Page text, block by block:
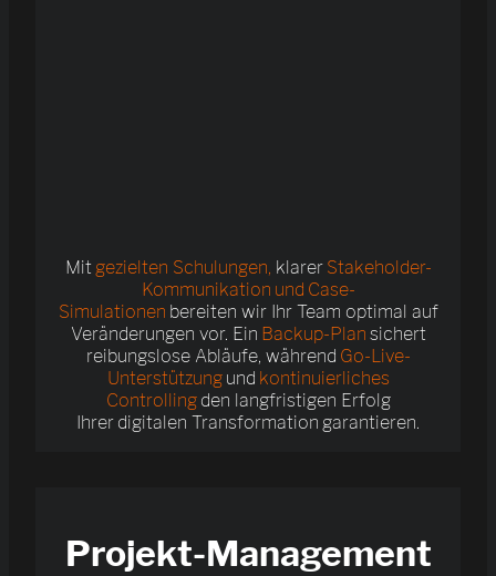
Mit gezielten Schulungen, klarerStakeholder-
Kommunikation und Case-
Simulationen bereiten wir Ihr Team optimal auf
Veränderungen vor. Ein Backup-Plan sichert
reibungslose Abläufe, während Go-Live-
Unterstützungund kontinuierliches
Controllingden langfristigen Erfolg
Ihrer digitalen Transformation garantieren.
Projekt-Management